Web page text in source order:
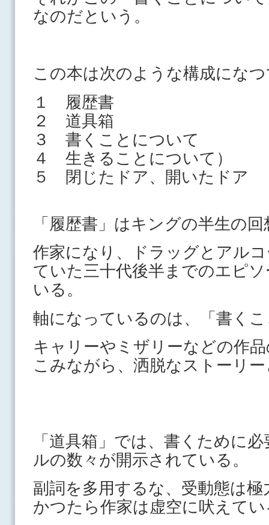
なのだという。
この本は次のような構成にな
１ 履歴書
２ 道具箱
３ 書くことについて
４ 生きることについて）
５ 閉じたドア、開いたドア
「履歴書」はキングの半生の回
作家になり、ドラッグとアル
ていた三十代後半までのエピ
いる。
軸になっているのは、「書く
キャリーやミザリーなどの作
こみながら、洒脱なストーリ
「道具箱」では、書くために
ルの数々が開示されている。
副詞を多用するな、受動態は
かつたら作家は虚空に吠えて